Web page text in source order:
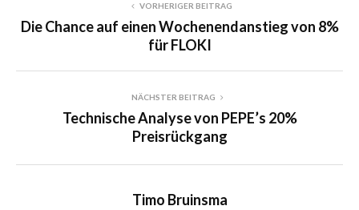
VORHERIGER BEITRAG
Die Chance auf einen Wochenendanstieg von 8%
für FLOKI
NÄCHSTER BEITRAG
Technische Analyse von PEPE’s 20%
Preisrückgang
Timo Bruinsma